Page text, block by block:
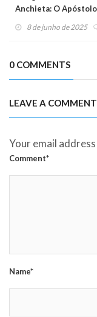
Anchieta: O
8 de junho de 2025
0 COMMENTS
LEAVE A COMMENT
Your email
Comment*
Name*